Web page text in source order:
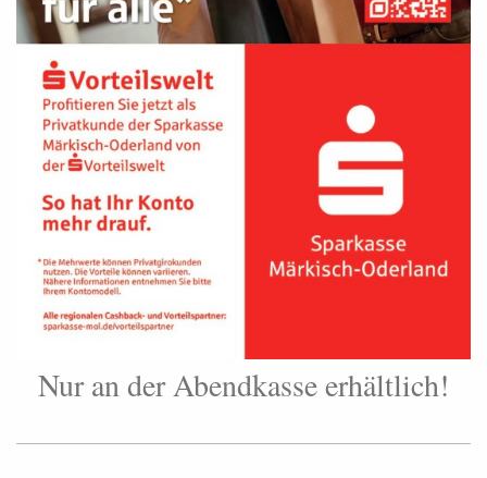
Nur an der Abendkasse erhältlich!